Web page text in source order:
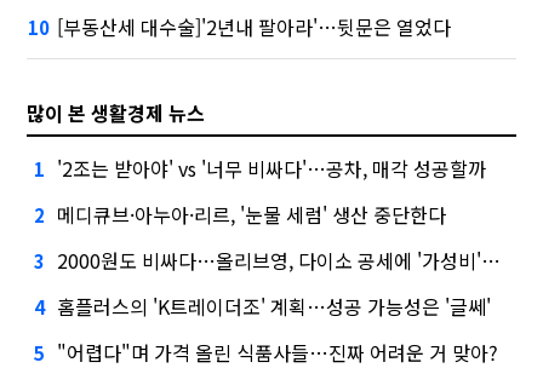
10 [부동산세 대수술]'2년내 팔아라'…뒷문은 열었다
많이 본 생활경제 뉴스
1 '2조는 받아야' vs '너무 비싸다'…공차, 매각 성공할까
2 메디큐브·아누아·리르, '눈물 세럼' 생산 중단한다
3 2000원도 비싸다…올리브영, 다이소 공세에 '가성비'로 맞불
4 홈플러스의 'K트레이더조' 계획…성공 가능성은 '글쎄'
5 "어렵다"며 가격 올린 식품사들…진짜 어려운 거 맞아?